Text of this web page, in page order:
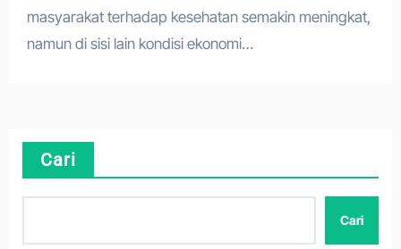
masyarakat terhadap kesehatan semakin meningkat,
namun di sisi lain kondisi ekonomi…
Cari
Cari